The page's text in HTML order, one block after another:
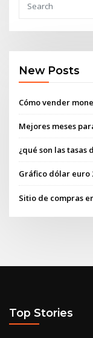
New Posts
Cómo vender
Mejores meses
¿qué son las tasas
Gráfico dólar euro
Sitio de compras
Top Stories